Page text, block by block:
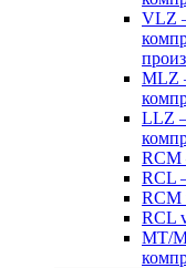
VLZ
MLZ
LLZ
RCM
RCL
RCM
RCL
MT/